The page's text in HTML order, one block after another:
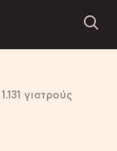
γιατρούς